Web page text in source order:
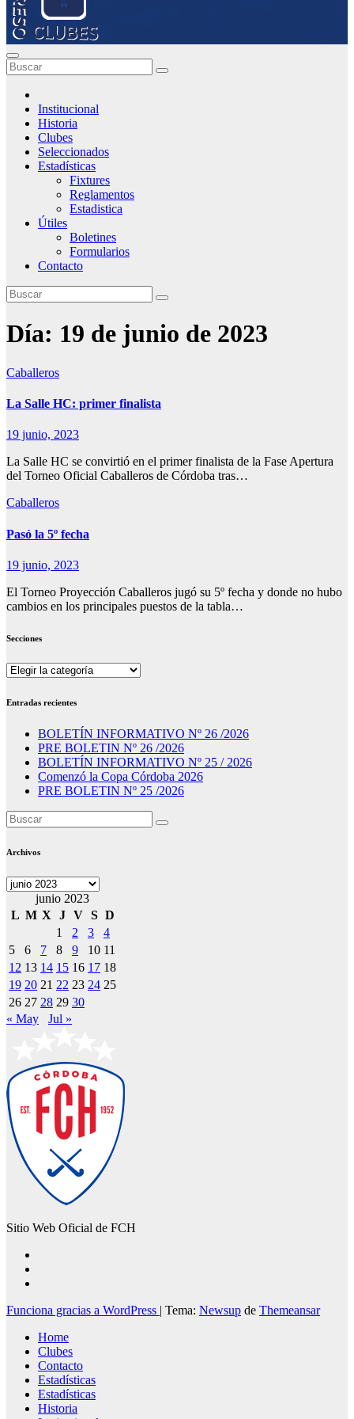
Institucional
Historia
Clubes
Seleccionados
Estadísticas
Fixtures
Reglamentos
Estadistica
Útiles
Boletines
Formularios
Contacto
Día: 19 de junio de 2023
Caballeros
La Salle HC: primer finalista
19 junio, 2023
La Salle HC se convirtió en el primer finalista de la Fase Apertura
del Torneo Oficial Caballeros de Córdoba tras…
Caballeros
Pasó la 5º fecha
19 junio, 2023
El Torneo Proyección Caballeros jugó su 5º fecha y donde no hubo
cambios en los principales puestos de la tabla…
Secciones
Secciones
Entradas recientes
BOLETÍN INFORMATIVO Nº 26 /2026
PRE BOLETIN Nº 26 /2026
BOLETÍN INFORMATIVO Nº 25 / 2026
Comenzó la Copa Córdoba 2026
PRE BOLETIN Nº 25 /2026
Archivos
Archivos
junio 2023
L M X J V S D
1
2 3
4
5
6 7 8 9 10 11
12 13 14 15 16 17 18
19 20 21 22 23 24 25
26 27 28 29 30
« May
Jul »
Sitio Web Oficial de FCH
Funciona gracias a WordPress | Tema: Newsup de Themeansar
Home
Clubes
Contacto
Estadísticas
Estadísticas
Historia